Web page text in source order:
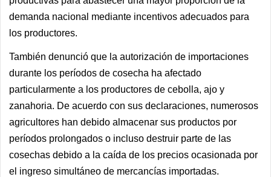
demanda nacional mediante incentivos adecuados para
los productores.
También denunció que la autorización de importaciones
durante los períodos de cosecha ha afectado
particularmente a los productores de cebolla, ajo y
zanahoria. De acuerdo con sus declaraciones, numerosos
agricultores han debido almacenar sus productos por
períodos prolongados o incluso destruir parte de las
cosechas debido a la caída de los precios ocasionada por
el ingreso simultáneo de mercancías importadas.